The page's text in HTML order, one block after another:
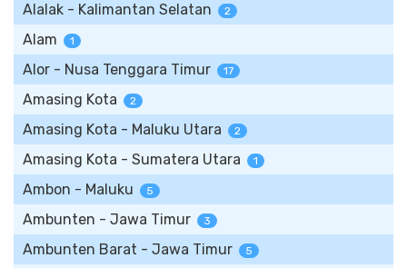
Alalak - Kalimantan Selatan 2
Alam 1
Alor - Nusa Tenggara Timur 17
Amasing Kota 2
Amasing Kota - Maluku Utara 2
Amasing Kota - Sumatera Utara 1
Ambon - Maluku 5
Ambunten - Jawa Timur 3
Ambunten Barat - Jawa Timur 5